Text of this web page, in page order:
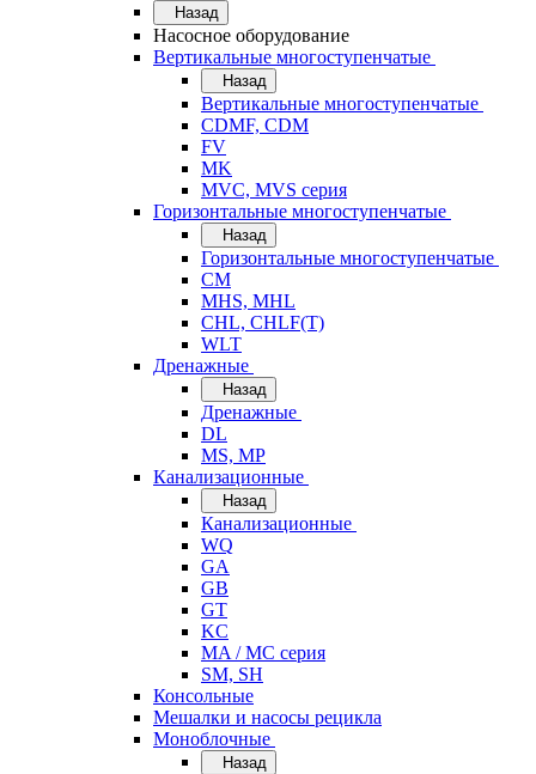
Назад
Насосное оборудование
Вертикальные многоступенчатые
Назад
Вертикальные многоступенчатые
CDMF, CDM
FV
MK
MVC, MVS серия
Горизонтальные многоступенчатые
Назад
Горизонтальные многоступенчатые
CM
MHS, MHL
CHL, CHLF(T)
WLT
Дренажные
Назад
Дренажные
DL
MS, MP
Канализационные
Назад
Канализационные
WQ
GA
GB
GT
KC
MA / MC серия
SM, SH
Консольные
Мешалки и насосы рецикла
Моноблочные
Назад